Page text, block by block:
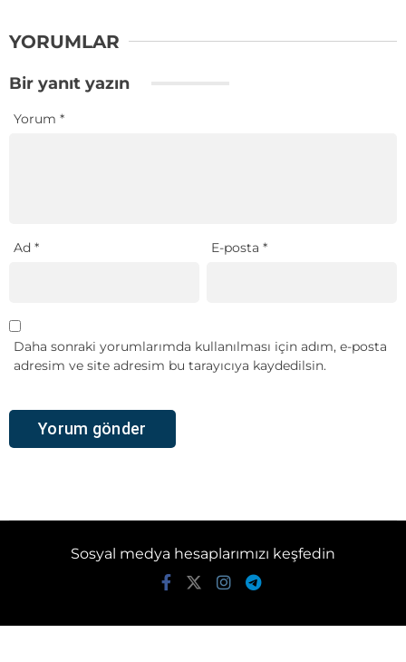
YORUMLAR
Bir yanıt yazın
Yorum *
Ad * E-posta*
Daha sonraki yorumlarımda kullanılması için adım, e-posta
adresim ve site adresim bu tarayıcıya kaydedilsin.
Sosyal medya hesaplarımızı keşfedin